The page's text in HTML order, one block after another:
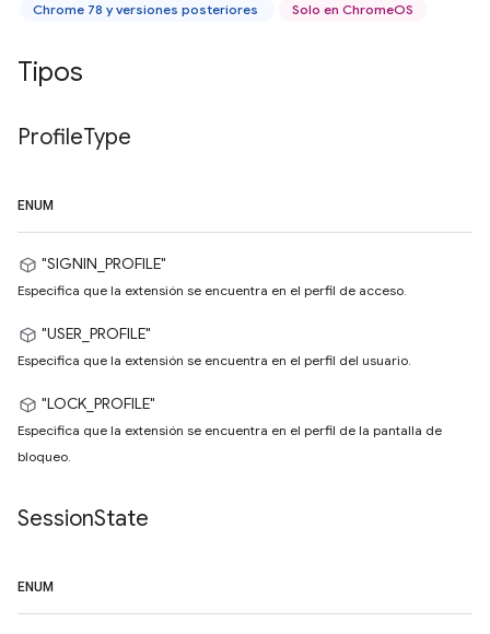
Chrome 78 y versiones posteriores Solo en ChromeOS
Tipos
ProfileType
ENUM
"SIGNIN_PROFILE"
Especifica que la extensión se encuentra en el perfil de acceso.
"USER_PROFILE"
Especifica que la extensión se encuentra en el perfil del usuario.
"LOCK_PROFILE"
Especifica que la extensión se encuentra en el perfil de la pantalla de
bloqueo.
SessionState
ENUM